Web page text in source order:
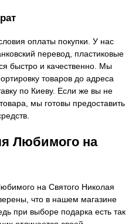
оплаты покупки. У нас
перевод, пластиковые
быстро и качественно. Мы
товаров до адреса
по Киеву. Если же вы не
мы готовы предоставить
Любимого на
на Святого Николая
что в нашем магазине
при выборе подарка есть так